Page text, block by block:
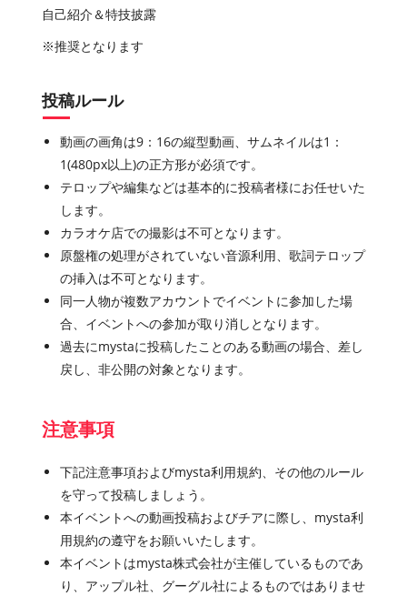
自己紹介＆特技披露
※推奨となります
投稿ルール
動画の画角は9：16の縦型動画、サムネイルは1：
1(480px以上)の正方形が必須です。
テロップや編集などは基本的に投稿者様にお任せいた
します。
カラオケ店での撮影は不可となります。
原盤権の処理がされていない音源利用、歌詞テロップ
の挿入は不可となります。
同一人物が複数アカウントでイベントに参加した場
合、イベントへの参加が取り消しとなります。
過去にmystaに投稿したことのある動画の場合、差し
戻し、非公開の対象となります。
注意事項
下記注意事項およびmysta利用規約、その他のルール
を守って投稿しましょう。
本イベントへの動画投稿およびチアに際し、mysta利
用規約の遵守をお願いいたします。
本イベントはmysta株式会社が主催しているものであ
り、アップル社、グーグル社によるものではありませ